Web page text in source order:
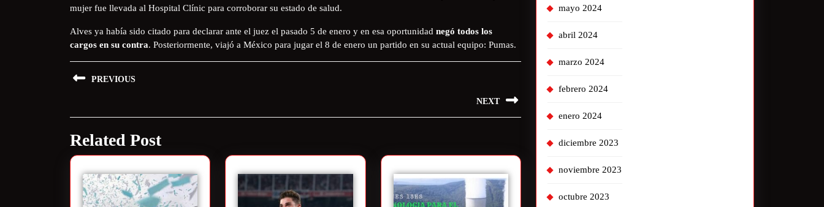
mujer fue llevada al Hospital Clínic para corroborar su estado de salud.
Alves ya había sido citado para declarar ante el juez el pasado 5 de enero y en esa oportunidad negó todos los
cargos en su contra. Posteriormente, viajó a México para jugar el 8 de enero un partido en su actual equipo: Pumas.
PREVIOUS
NEXT
Related Post
mayo 2024
abril 2024
marzo 2024
febrero 2024
enero 2024
diciembre 2023
noviembre 2023
octubre 2023